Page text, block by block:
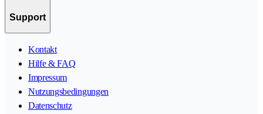
Support
Kontakt
Hilfe & FAQ
Impressum
Nutzungsbedingungen
Datenschutz